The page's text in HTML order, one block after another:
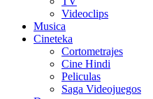
Videoclips
Musica
Cineteka
Cortometrajes
Cine Hindi
Peliculas
Saga Videojuegos